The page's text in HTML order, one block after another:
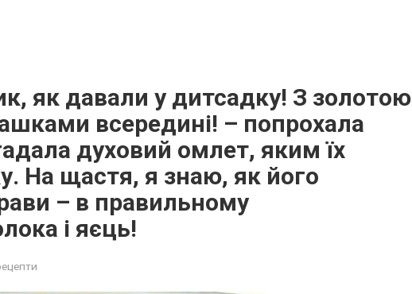
як давали у дитсадку! З золотою
всередині! – попрохала
духовий омлет, яким їх
На щастя, я знаю, як його
– в правильному
і яєць!